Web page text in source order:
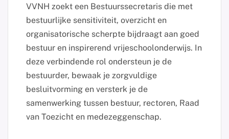
VVNH zoekt een Bestuurssecretaris die met
bestuurlijke sensitiviteit, overzicht en
organisatorische scherpte bijdraagt aan goed
bestuur en inspirerend vrijeschoolonderwijs. In
deze verbindende rol ondersteun je de
bestuurder, bewaak je zorgvuldige
besluitvorming en versterk je de
samenwerking tussen bestuur, rectoren, Raad
van Toezicht en medezeggenschap.